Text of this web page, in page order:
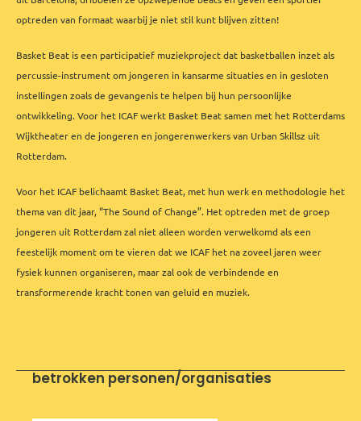
optreden van formaat waarbij je niet stil kunt blijven zitten!
Basket Beat is een participatief muziekproject dat basketballen inzet als
percussie-instrument om jongeren in kansarme situaties en in gesloten
instellingen zoals de gevangenis te helpen bij hun persoonlijke
ontwikkeling. Voor het ICAF werkt Basket Beat samen met het Rotterdams
Wijktheater en de jongeren en jongerenwerkers van Urban Skillsz uit
Rotterdam.
Voor het ICAF belichaamt Basket Beat, met hun werk en methodologie het
thema van dit jaar, “The Sound of Change”. Het optreden met de groep
jongeren uit Rotterdam zal niet alleen worden verwelkomd als een
feestelijk moment om te vieren dat we ICAF het na zoveel jaren weer
fysiek kunnen organiseren, maar zal ook de verbindende en
transformerende kracht tonen van geluid en muziek.
betrokken personen/organisaties